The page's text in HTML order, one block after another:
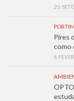
25
Pires
como
6